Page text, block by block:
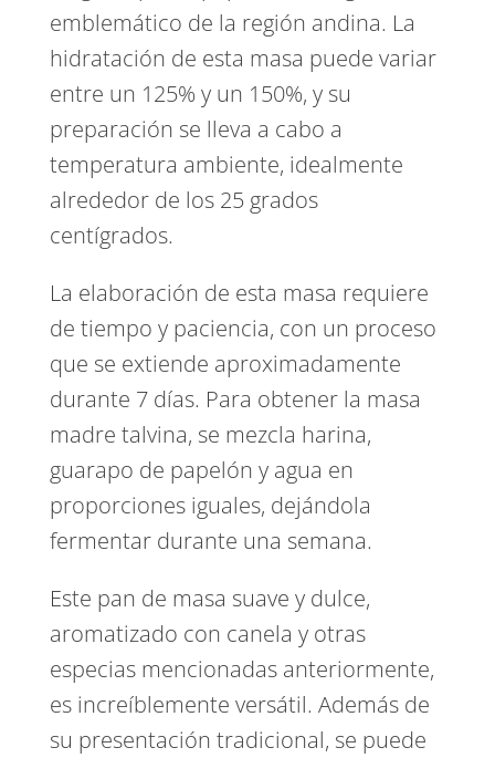
emblemático de la región andina. La
hidratación de esta masa puede variar
entre un 125% y un 150%, y su
preparación se lleva a cabo a
temperatura ambiente, idealmente
alrededor de los 25 grados
centígrados.
La elaboración de esta masa requiere
de tiempo y paciencia, con un proceso
que se extiende aproximadamente
durante 7 días. Para obtener la masa
madre talvina, se mezcla harina,
guarapo de papelón y agua en
proporciones iguales, dejándola
fermentar durante una semana.
Este pan de masa suave y dulce,
aromatizado con canela y otras
especias mencionadas anteriormente,
es increíblemente versátil. Además de
su presentación tradicional, se puede